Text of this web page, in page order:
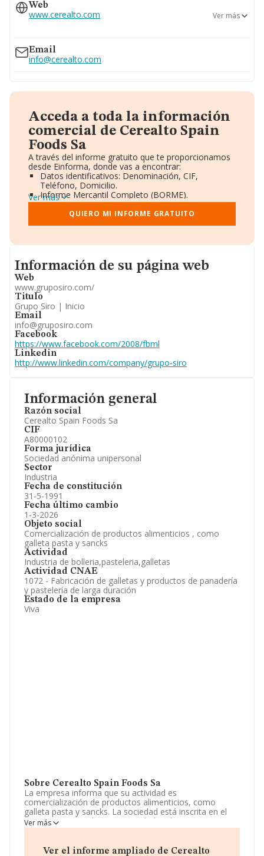
Información general
Razón social
Cerealto Spain Foods Sa
CIF
A80000102
Forma jurídica
Sociedad anónima unipersonal
Sector
Industria
Fecha de constitución
31-5-1991
Fecha último cambio
1-3-2026
Objeto social
Comercialización de productos alimenticios , como
galleta pasta y sancks
Actividad
Industria de bolleria,pasteleria,galletas
Actividad CNAE
1072 - Fabricación de galletas y productos de panadería
y pastelería de larga duración
Estado de la empresa
Viva
Sobre Cerealto Spain Foods Sa
La empresa informa que su actividad es
comercialización de productos alimenticios, como
galleta pasta y sancks. La sociedad está inscrita en el
Registro Mercantil como Sociedad Anónima. Su CNAE
corresponde a 1072 con código 'Fabricación de galletas
La compañía realiza actividad internacional tanto de
Ver más
Ver el informe ampliado de Cerealto
Web
www.cerealto.com Ver más
Email
info@cerealto.com
Acceda a toda la información
comercial de Cerealto Spain
Foods Sa
A través del informe gratuito que te proporcionamos
desde Einforma, donde vas a encontrar:
Datos identificativos: Denominación, CIF,
Teléfono, Domicilio.
Informe Mercantil Completo (BORME).
Gráficos de Evolución Ventas y Empleados.
Consejo de Administración y Administradores.
Directivos y Ejecutivos.
Información oficial y registral complementaria.
Ver más
QUIERO MI INFORME GRATUITO
Informacion de su página web
Información de su página web
Web
www.gruposiro.com/
Titulo
Grupo Siro | Inicio
Email
info@gruposiro.com
Facebook
https://www.facebook.com/2008/fbml
Linkedin
http://www.linkedin.com/company/grupo-siro